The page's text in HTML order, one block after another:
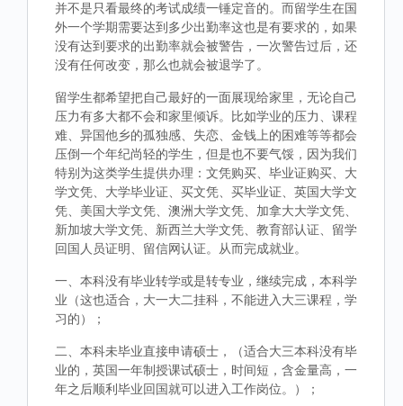
并不是只看最终的考试成绩一锤定音的。而留学生在国
外一个学期需要达到多少出勤率这也是有要求的，如果
没有达到要求的出勤率就会被警告，一次警告过后，还
没有任何改变，那么也就会被退学了。
留学生都希望把自己最好的一面展现给家里，无论自己
压力有多大都不会和家里倾诉。比如学业的压力、课程
难、异国他乡的孤独感、失恋、金钱上的困难等等都会
压倒一个年纪尚轻的学生，但是也不要气馁，因为我们
特别为这类学生提供办理：文凭购买、毕业证购买、大
学文凭、大学毕业证、买文凭、买毕业证、英国大学文
凭、美国大学文凭、澳洲大学文凭、加拿大大学文凭、
新加坡大学文凭、新西兰大学文凭、教育部认证、留学
回国人员证明、留信网认证。从而完成就业。
一、本科没有毕业转学或是转专业，继续完成，本科学
业（这也适合，大一大二挂科，不能进入大三课程，学
习的）；
二、本科未毕业直接申请硕士，（适合大三本科没有毕
业的，英国一年制授课试硕士，时间短，含金量高，一
年之后顺利毕业回国就可以进入工作岗位。）；